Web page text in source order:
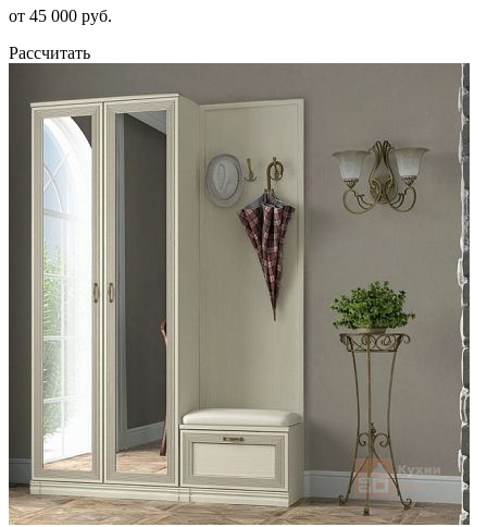
от 45 000 руб.
Рассчитать